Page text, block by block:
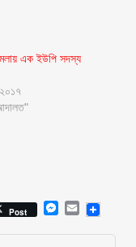
এক ইউপি সদস্য
Post Messenger
Email